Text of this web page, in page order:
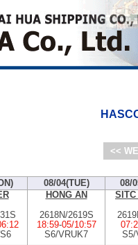
<<
08/04(TUE) 08/
HONG AN
2618N/2619S
18:59-05/10:57
S6/VRUK7
SITC
S5/